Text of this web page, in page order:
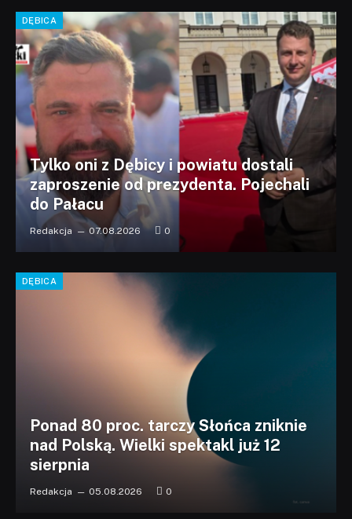
DĘBICA
Tylko oni z Dębicy i powiatu dostali
zaproszenie od prezydenta. Pojechali
do Pałacu
Redakcja 07.08.2026 0
DĘBICA
Ponad 80 proc. tarczy Słońca zniknie
nad Polską. Wielki spektakl już 12
sierpnia
Redakcja 05.08.2026 0